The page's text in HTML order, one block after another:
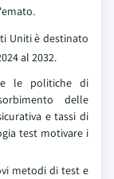
Uniti è destinato
al 2032.
e le politiche di
delle
e tassi di
test motivare i
metodi di test e